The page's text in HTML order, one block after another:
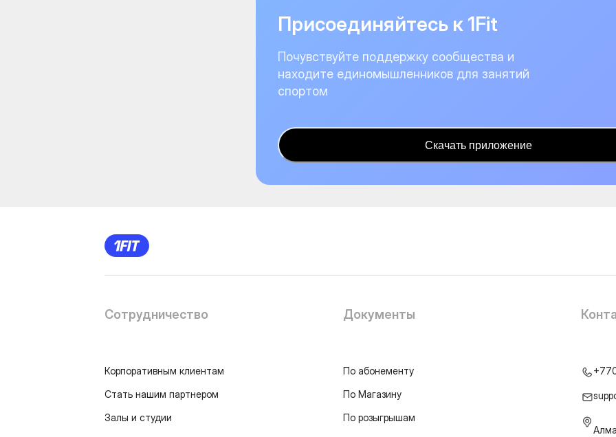
Присоединяйтесь к 1Fit
Почувствуйте поддержку сообщества и
находите единомышленников для занятий
спортом
Скачать приложение
Сотрудничество
Корпоративным клиентам
Стать нашим партнером
Залы и студии
Документы
По абонементу
По Магазину
По розыгрышам